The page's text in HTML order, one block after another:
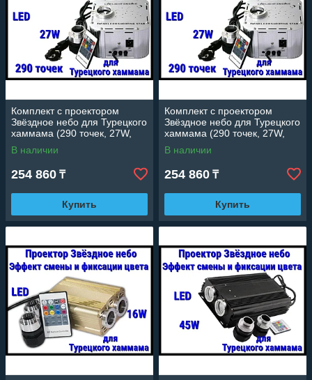
Комплект с проектором
Звёздное небо для Турецкого
хаммама (290 точек, 27W,
эффект мерцания)
В наличии
254 860 ₸
Купить
Комплект с проектором
Звёздное небо для Турецкого
хаммама (290 точек, 27W,
эффект падающей звезды)
В наличии
254 860 ₸
Купить